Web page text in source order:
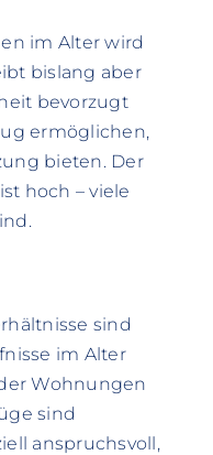
im Alter wird
bislang aber
bevorzugt
ermöglichen,
bieten. Der
hoch – viele
sind
im Alter
Wohnungen
sind
anspruchsvoll,